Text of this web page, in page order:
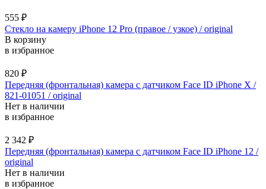
555 ₽
Стекло на камеру iPhone 12 Pro (правое / узкое) / original
В корзину
в избранное
820 ₽
Передняя (фронтальная) камера с датчиком Face ID iPhone X /
821-01051 / original
Нет в наличии
в избранное
2 342 ₽
Передняя (фронтальная) камера с датчиком Face ID iPhone 12 /
original
Нет в наличии
в избранное